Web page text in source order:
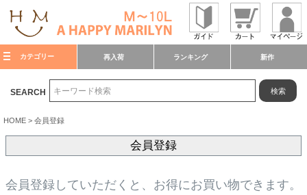
カテゴリー 再入荷 ランキング 新作
SEARCH 検索
HOME 会員登録
会員登録
会員登録していただくと、お得にお買い物できます。